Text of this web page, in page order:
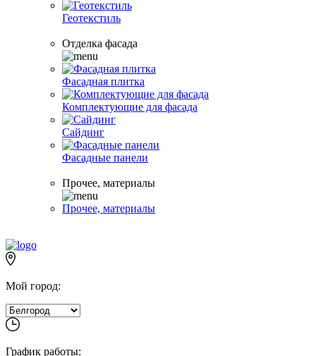
Геотекстиль
Отделка фасада
Фасадная плитка
Комплектующие для фасада
Сайдинг
Фасадные панели
Прочее, материалы
Прочее, материалы
Мой город:
График работы: